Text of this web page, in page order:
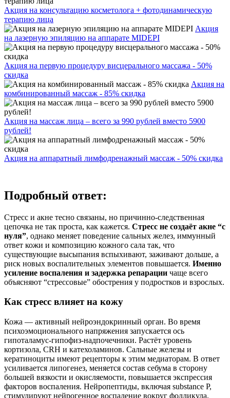
Акция на консультацию косметолога + фотодинамическую
терапию лица
Акция
на лазерную эпиляцию на аппарате MIDEPI
Акция на первую процедуру висцерального массажа - 50%
скидка
Акция на
комбинированный массаж - 85% скидка
Акция на массаж лица – всего за 990 рублей вместо 5900
рублей!
Акция на аппаратный лимфодренажный массаж - 50% скидка
Подробный ответ:
Стресс и акне тесно связаны, но причинно‑следственная
цепочка не так проста, как кажется. Стресс не создаёт акне “с
нуля”, однако меняет поведение сальных желез, иммунный
ответ кожи и композицию кожного сала так, что
существующие высыпания вспыхивают, заживают дольше, а
риск новых воспалительных элементов повышается. Именно
усиление воспаления и задержка репарации чаще всего
объясняют “стрессовые” обострения у подростков и взрослых.
Как стресс влияет на кожу
Кожа — активный нейроэндокринный орган. Во время
психоэмоционального напряжения запускается ось
гипоталамус‑гипофиз‑надпочечники. Растёт уровень
кортизола, CRH и катехоламинов. Сальные железы и
кератиноциты имеют рецепторы к этим медиаторам. В ответ
усиливается липогенез, меняется состав себума в сторону
большей вязкости и окисляемости, повышается экспрессия
факторов воспаления. Нейропептиды, включая substance P,
стимулируют нейрогенное воспаление вокруг фолликула.